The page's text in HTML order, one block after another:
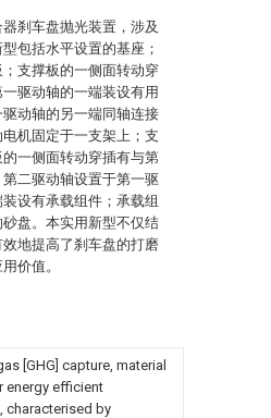
刹车盘抛光装置，涉及
包括水平设置的基座；
支撑板的一侧面转动穿
驱动轴的一端装设有用
动轴的另一端同轴连接
机固定于一支架上；支
一侧面转动穿插有与第
二驱动轴设置于第一驱
设有承载组件；承载组
盘。本实用新型不仅结
地提高了刹车盘的打磨
价值。
[GHG] capture, material
energy efficient
characterised by